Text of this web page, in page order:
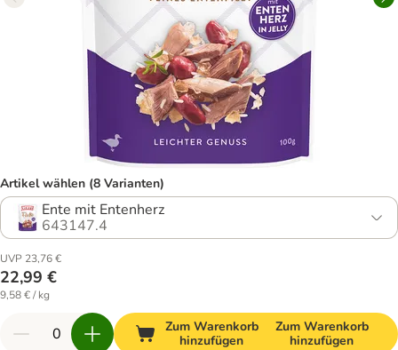
Artikel wählen (8 Varianten)
Ente mit Entenherz
643147.4
UVP 23,76 €
22,99 €
9,58 € / kg
Zum Warenkorb
hinzufügen
Zum Warenkorb
hinzufügen